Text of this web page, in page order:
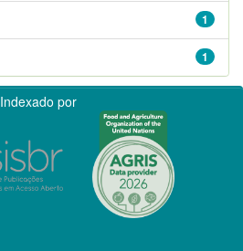
1
1
Indexado por